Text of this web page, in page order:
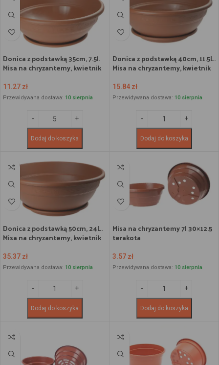
Donica z podstawką 35cm, 7.5l.
Misa na chryzantemy, kwietnik
11.27 zł
Przewidywana dostawa: 10 sierpnia
Dodaj do koszyka
Donica z podstawką 40cm, 11.5L.
Misa na chryzantemy, kwietnik
15.84 zł
Przewidywana dostawa: 10 sierpnia
Dodaj do koszyka
Donica z podstawką 50cm, 24L.
Misa na chryzantemy, kwietnik
35.37 zł
Przewidywana dostawa: 10 sierpnia
Dodaj do koszyka
Misa na chryzantemy 7l 30×12.5
terakota
3.57 zł
Przewidywana dostawa: 10 sierpnia
Dodaj do koszyka